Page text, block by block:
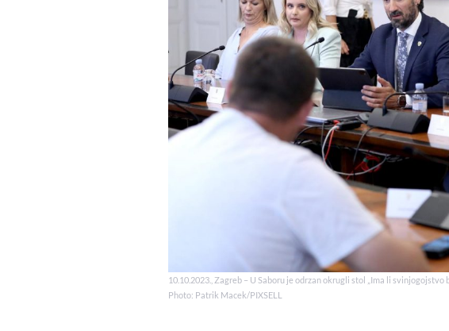
10.10.2023., Zagreb – U Saboru je odrzan okrugli stol „Ima li
Photo: Patrik Macek/PIXSELL